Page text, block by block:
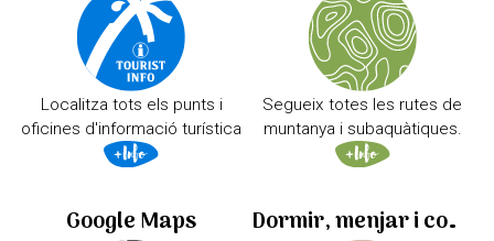
Localitza tots els punts i
oficines d'informació turística
Segueix totes les rutes de
muntanya i subaquàtiques.
Google Maps Dormir, menjar i comprar